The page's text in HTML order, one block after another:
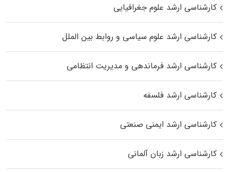
کارشناسی ارشد علوم جغرافیایی
کارشناسی ارشد علوم سیاسی و روابط بین الملل
کارشناسی ارشد فرماندهی و مدیریت انتظامی
کارشناسی ارشد فلسفه
کارشناسی ارشد ایمنی صنعتی
کارشناسی ارشد زبان آلمانی